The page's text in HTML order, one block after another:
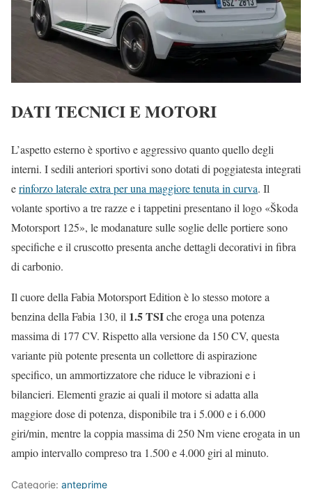
DATI TECNICI E MOTORI
L’aspetto esterno è sportivo e aggressivo quanto quello degli
interni. I sedili anteriori sportivi sono dotati di poggiatesta integrati
erinforzo laterale extra per una maggiore tenuta in curva. Il
volante sportivo a tre razze e i tappetini presentano il logo «Škoda
Motorsport 125», le modanature sulle soglie delle portiere sono
specifiche e il cruscotto presenta anche dettagli decorativi in fibra
di carbonio.
Il cuore della Fabia Motorsport Edition è lo stesso motore a
benzina della Fabia 130, il 1.5 TSIche eroga una potenza
massima di 177 CV. Rispetto alla versione da 150 CV, questa
variante più potente presenta un collettore di aspirazione
specifico, un ammortizzatore che riduce le vibrazioni e i
bilancieri. Elementi grazie ai quali il motore si adatta alla
maggiore dose di potenza, disponibile tra i 5.000 e i 6.000
giri/min, mentre la coppia massima di 250 Nm viene erogata in un
ampio intervallo compreso tra 1.500 e 4.000 giri al minuto.
Categorie: anteprime